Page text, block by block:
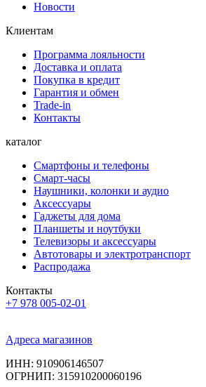
Новости
Клиентам
Программа лояльности
Доставка и оплата
Покупка в кредит
Гарантия и обмен
Trade-in
Контакты
каталог
Смартфоны и телефоны
Смарт-часы
Наушники, колонки и аудио
Аксессуары
Гаджеты для дома
Планшеты и ноутбуки
Телевизоры и аксессуары
Автотовары и электротранспорт
Распродажа
Контакты
+7 978 005-02-01
Адреса магазинов
ИНН: 910906146507
ОГРНИП: 315910200060196